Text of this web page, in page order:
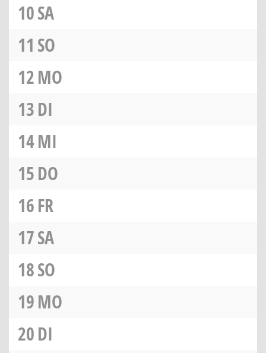
10SA
11 SO
12MO
13DI
14MI
15DO
16FR
17SA
18SO
19MO
20DI